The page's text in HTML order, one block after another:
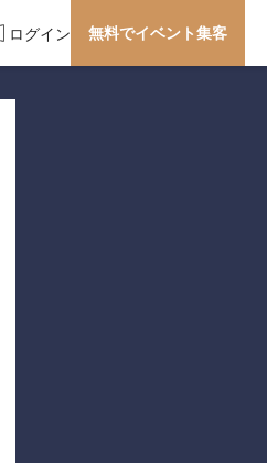
ログイン 無料でイベント集客